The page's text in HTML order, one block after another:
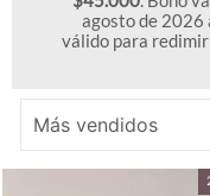
agosto de 2026
válido para